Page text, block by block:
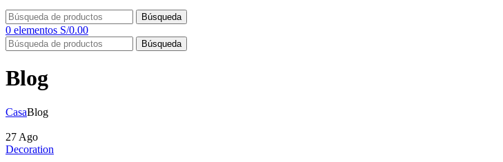
Búsqueda
0 elementos S/0.00
Búsqueda
Blog
CasaBlog
27 Ago
Decoration